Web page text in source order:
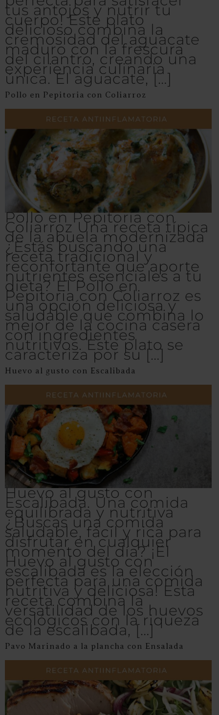
tus antojos y nutrir tu
cuerpo! Este plato
delicioso combina la
cremosidad del aguacate
maduro con la frescura
del cilantro, creando una
experiencia culinaria
única. El aguacate, […]
Pollo en Pepitoria con Coliarroz
Pollo en Pepitoria con
Coliarroz Una receta típica
de la abuela modernizada
¿Estás buscando una
receta tradicional y
reconfortante que aporte
nutrientes esenciales a tu
dieta? El Pollo en
Pepitoria con Coliarroz es
una opción deliciosa y
saludable que combina lo
mejor de la cocina casera
con ingredientes
nutritivos. Este plato se
caracteriza por su […]
Huevo al gusto con Escalibada
Huevo al gusto con
Escalibada. Una comida
equilibrada y nutritiva
¿Buscas una comida
saludable, fácil y rica para
disfrutar en cualquier
momento del día? ¡El
Huevo al gusto con
escalibada es la elección
perfecta para una comida
nutritiva y deliciosa! Esta
receta combina la
versatilidad de los huevos
ecológicos con la riqueza
de la escalibada, […]
Pavo Marinado a la plancha con Ensalada